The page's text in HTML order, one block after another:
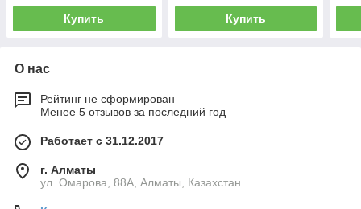
Купить Купить
О нас
Рейтинг не сформирован
Менее 5 отзывов за последний год
Работает с 31.12.2017
г. Алматы
ул. Омарова, 88А, Алматы, Казахстан